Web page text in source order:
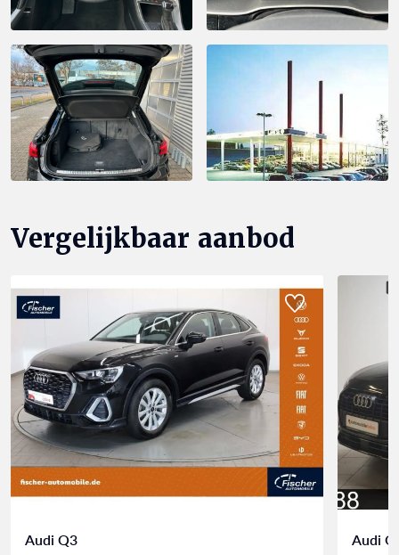
Vergelijkbaar aanbod
Audi Q3 Audi